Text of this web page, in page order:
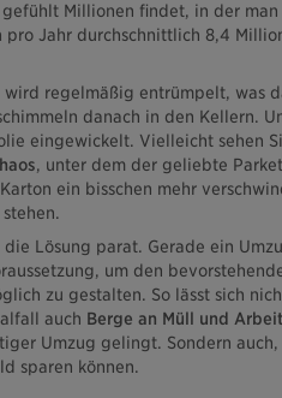
Millionen findet, in der
Jahr durchschnittlich 8,4
wird regelmäßig entrümpelt, was
danach in den Kellern.
eingewickelt. Vielleicht sehen
, unter dem der geliebte
ein bisschen mehr
Lösung parat. Gerade ein
um den
zu gestalten. So lässt sich
auch Berge an Müll und Arbeit
Umzug gelingt. Sondern
sparen können.